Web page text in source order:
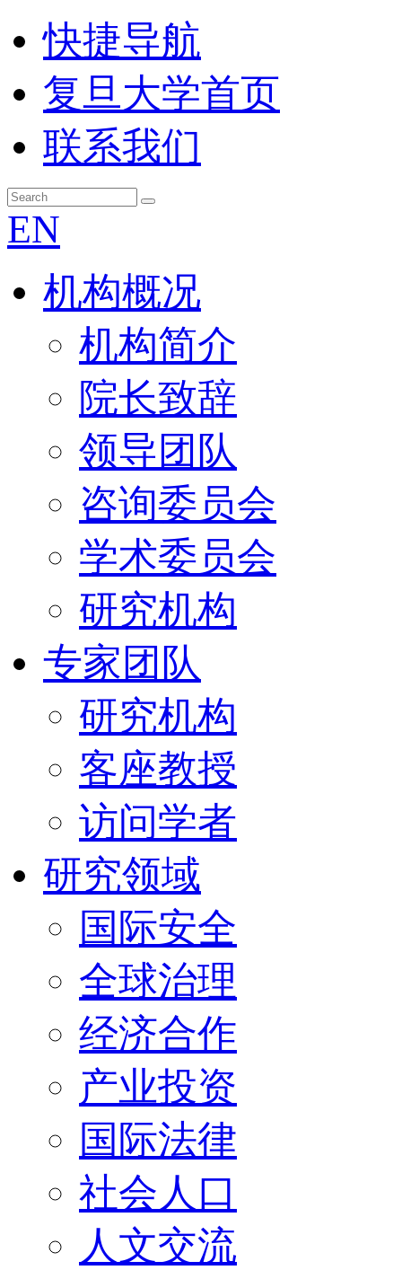
快捷导航
复旦大学首页
联系我们
EN
机构概况
机构简介
院长致辞
领导团队
咨询委员会
学术委员会
研究机构
专家团队
研究机构
客座教授
访问学者
研究领域
国际安全
全球治理
经济合作
产业投资
国际法律
社会人口
人文交流